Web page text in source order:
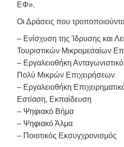
ΕΦ».
Οι Δράσεις που
– Ενίσχυση της Ίδρυσης και
Τουριστικών Μικρομεσαίων
– Εργαλειοθήκη
Πολύ Μικρών Επιχειρήσεων
– Εργαλειοθήκη
Εστίαση, Εκπαίδευση
– Ψηφιακό Βήμα
– ΨηφιακόΆλμα
– Ποιοτικός Εκσυγχρονισμός